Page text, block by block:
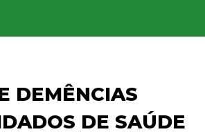
DEMÊNCIAS
DE SAÚDE